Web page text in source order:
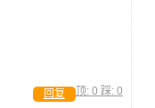
顶: 0 踩: 0
回复